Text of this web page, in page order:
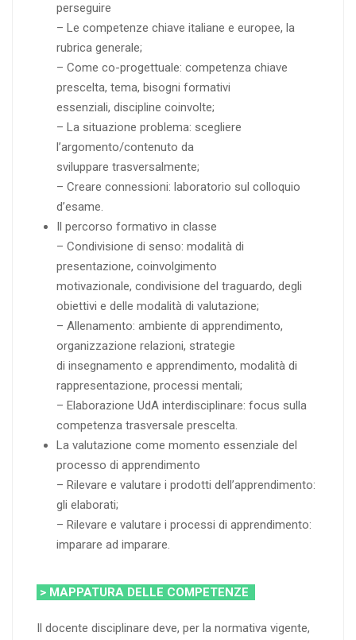
perseguire
– Le competenze chiave italiane e europee, la
rubrica generale;
– Come co-progettuale: competenza chiave
prescelta, tema, bisogni formativi
essenziali, discipline coinvolte;
– La situazione problema: scegliere
l’argomento/contenuto da
sviluppare trasversalmente;
– Creare connessioni: laboratorio sul colloquio
d’esame.
Il percorso formativo in classe
– Condivisione di senso: modalità di
presentazione, coinvolgimento
motivazionale, condivisione del traguardo, degli
obiettivi e delle modalità di valutazione;
– Allenamento: ambiente di apprendimento,
organizzazione relazioni, strategie
di insegnamento e apprendimento, modalità di
rappresentazione, processi mentali;
– Elaborazione UdA interdisciplinare: focus sulla
competenza trasversale prescelta.
La valutazione come momento essenziale del
processo di apprendimento
– Rilevare e valutare i prodotti dell’apprendimento:
gli elaborati;
– Rilevare e valutare i processi di apprendimento:
imparare ad imparare.
> MAPPATURA DELLE COMPETENZE
Il docente disciplinare deve, per la normativa vigente,